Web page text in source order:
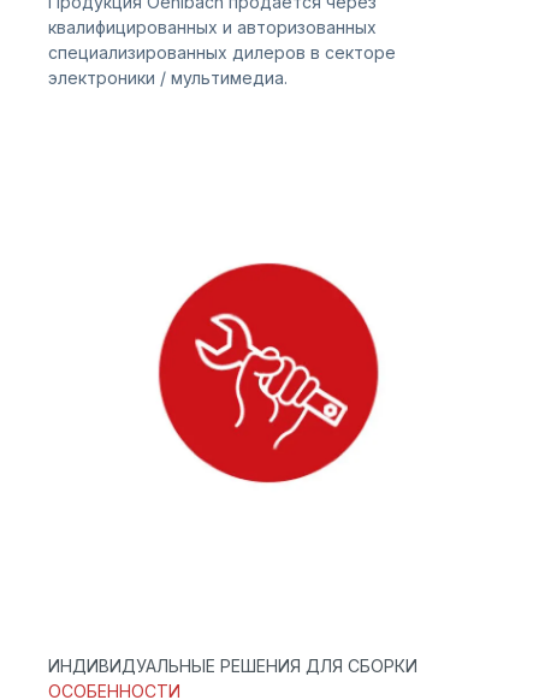
квалифицированных и авторизованных
специализированных дилеров в секторе
электроники / мультимедиа.
ИНДИВИДУАЛЬНЫЕ РЕШЕНИЯ ДЛЯ СБОРКИ
ОСОБЕННОСТИ